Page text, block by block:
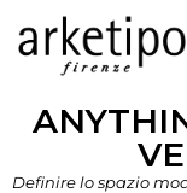
Definire lo spazio